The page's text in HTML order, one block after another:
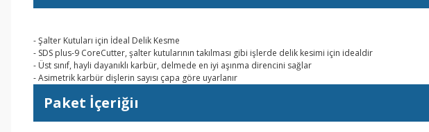
- Şalter Kutuları için İdeal Delik Kesme
- SDS plus-9 CoreCutter, şalter kutularının takılması gibi işlerde delik kesimi için idealdir
- Üst sınıf, hayli dayanıklı karbür, delmede en iyi aşınma direncini sağlar
- Asimetrik karbür dişlerin sayısı çapa göre uyarlanır
Paket İçeriğiı